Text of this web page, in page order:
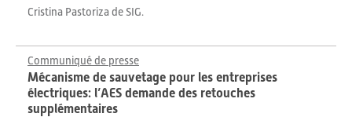
Cristina Pastoriza de SIG.
Communiqué de presse
Mécanisme de sauvetage pour les entreprises
électriques: l’AES demande des retouches
supplémentaires